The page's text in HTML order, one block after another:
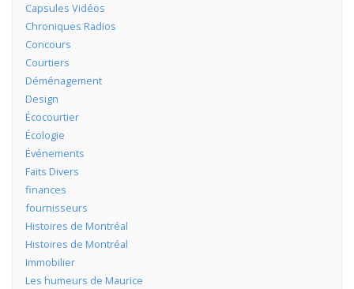
Capsules Vidéos
Chroniques Radios
Concours
Courtiers
Déménagement
Design
Écocourtier
Écologie
Événements
Faits Divers
finances
fournisseurs
Histoires de Montréal
Histoires de Montréal
Immobilier
Les humeurs de Maurice